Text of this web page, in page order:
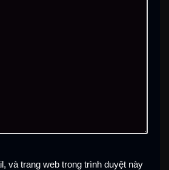
và trang web trong trình duyệt này